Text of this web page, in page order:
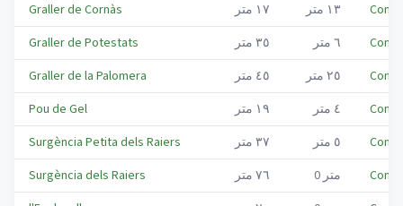
Graller de Cornàs
١٧ متر ١٣ متر
Graller de Potestats
٣٥ متر ٦ متر
Graller de la Palomera
٤٥ متر ٢٥ متر
Pou de Gel
١٩ متر ٤ متر
Surgència Petita dels Raiers
٣٧ متر ٥ متر
Surgència dels Raiers
٧٦ متر 0 متر